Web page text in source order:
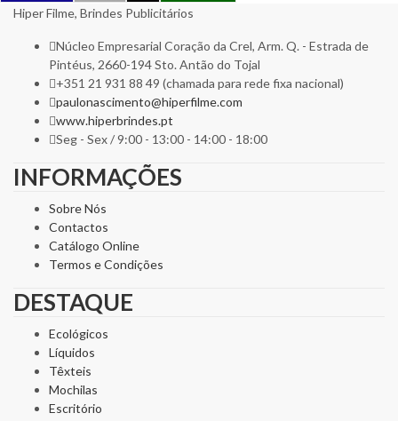
Hiper Filme, Brindes Publicitários
Núcleo Empresarial Coração da Crel, Arm. Q. - Estrada de
Pintéus, 2660-194 Sto. Antão do Tojal
+351 21 931 88 49 (chamada para rede fixa nacional)
paulonascimento@hiperfilme.com
www.hiperbrindes.pt
Seg - Sex / 9:00 - 13:00 - 14:00 - 18:00
INFORMAÇÕES
Sobre Nós
Contactos
Catálogo Online
Termos e Condições
DESTAQUE
Ecológicos
Líquidos
Têxteis
Mochilas
Escritório